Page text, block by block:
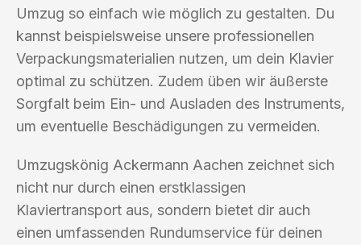
Umzug so einfach wie möglich zu gestalten. Du
kannst beispielsweise unsere professionellen
Verpackungsmaterialien nutzen, um dein Klavier
optimal zu schützen. Zudem üben wir äußerste
Sorgfalt beim Ein- und Ausladen des Instruments,
um eventuelle Beschädigungen zu vermeiden.
Umzugskönig Ackermann Aachen zeichnet sich
nicht nur durch einen erstklassigen
Klaviertransport aus, sondern bietet dir auch
einen umfassenden Rundumservice für deinen